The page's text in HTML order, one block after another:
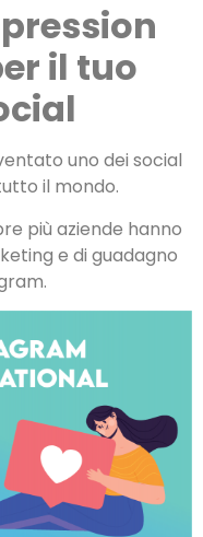
il tuo
uno dei social
il mondo.
più aziende hanno
e di guadagno